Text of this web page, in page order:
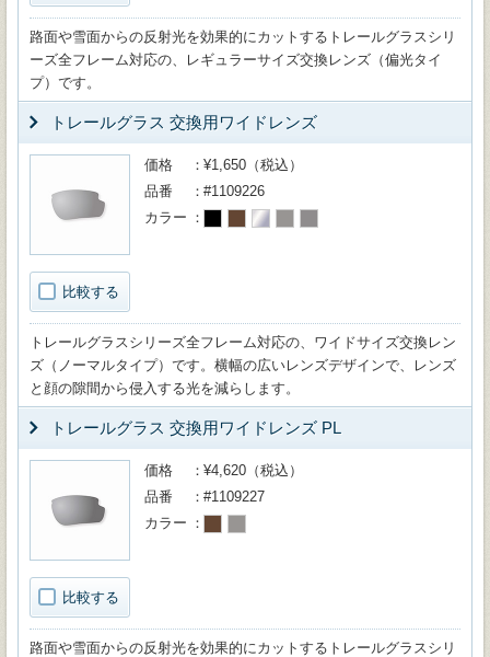
路面や雪面からの反射光を効果的にカットするトレールグラスシリ
ーズ全フレーム対応の、レギュラーサイズ交換レンズ（偏光タイ
プ）です。
トレールグラス 交換用ワイドレンズ
比較する
価格
¥1,650（税込）
品番
#1109226
カラー
トレールグラスシリーズ全フレーム対応の、ワイドサイズ交換レン
ズ（ノーマルタイプ）です。横幅の広いレンズデザインで、レンズ
と顔の隙間から侵入する光を減らします。
トレールグラス 交換用ワイドレンズ PL
比較する
価格
¥4,620（税込）
品番
#1109227
カラー
路面や雪面からの反射光を効果的にカットするトレールグラスシリ